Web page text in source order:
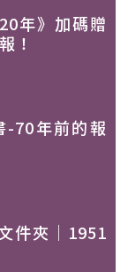
年》加碼贈
！
-70年前的報
件夾｜1951